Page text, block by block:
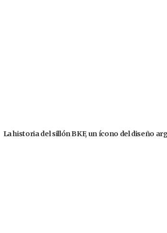
La historia del sillón BKF, un ícono del diseño